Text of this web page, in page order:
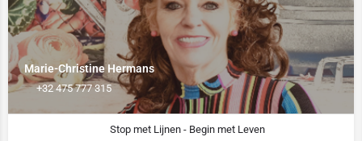
Marie-Christine Hermans
+32 475 777 315
Stop met Lijnen - Begin met Leven